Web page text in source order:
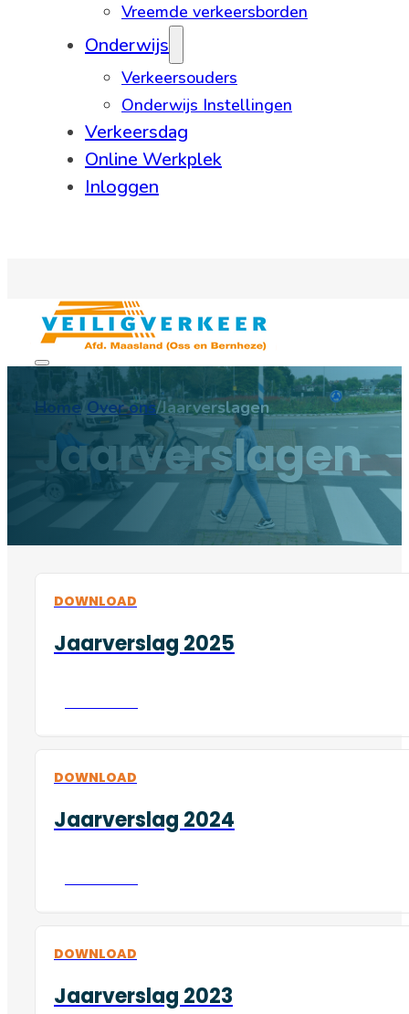
Vreemde verkeersborden
Onderwijs
Verkeersouders
Onderwijs Instellingen
Verkeersdag
Online Werkplek
Inloggen
Home/ Over ons/Jaarverslagen
Jaarverslagen
DOWNLOAD
Jaarverslag 2025
DOWNLOAD
Jaarverslag 2024
DOWNLOAD
Jaarverslag 2023